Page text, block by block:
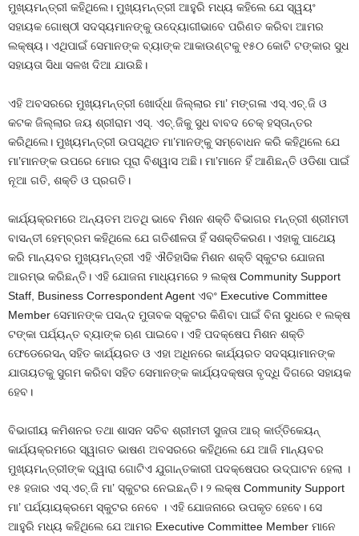
ମୁଖ୍ୟମନ୍ତ୍ରୀ କହିଥିଲେ। ମୁଖ୍ୟମନ୍ତ୍ରୀ ଆହୁରି ମଧ୍ୟ କହିଲେ ଯେ ସ୍ୱୟଂ
ସହାୟକ ଗୋଷ୍ଠୀ ସଦସ୍ୟମାନଙ୍କୁ ଉଦ୍ୟୋଗୀଭାବେ ପରିଣତ କରିବା ଆମର
ଲକ୍ଷ୍ୟ। ଏଥିପାଇଁ ସେମାନଙ୍କ ବ୍ୟାଙ୍କ ଆକାଉଣ୍ଟକୁ ୧୫୦ କୋଟି ଟଙ୍କାର ସୁଧ
ସହାୟତା ସିଧା ସଳଖ ଦିଆ ଯାଉଛି।
ଏହି ଅବସରରେ ମୁଖ୍ୟମନ୍ତ୍ରୀ ଖୋର୍ଦ୍ଧା ଜିଲ୍ଲାର ମା’ ମଙ୍ଗଳା ଏସ୍.ଏଚ୍.ଜି ଓ
କଟକ ଜିଲ୍ଲାର ଜୟ ଶ୍ରୀରାମ ଏସ୍. ଏଚ୍.ଜିକୁ ସୁଧ ବାବଦ ଚେକ୍‌ ହସ୍ତାନ୍ତର
କରିଥିଲେ। ମୁଖ୍ୟମନ୍ତ୍ରୀ ଉପସ୍ଥିତ ମା’ମାନଙ୍କୁ ସମ୍ବୋଧନ କରି କହିଥିଲେ ଯେ
ମା’ମାନଙ୍କ ଉପରେ ମୋର ପୂରା ବିଶ୍ୱାସ ଅଛି। ମା’ମାନେ ହିଁ ଆଣିଛନ୍ତି ଓଡିଶା ପାଇଁ
ନୂଆ ଗତି, ଶକ୍ତି ଓ ପ୍ରଗତି।
କାର୍ଯ୍ୟକ୍ରମରେ ଅନ୍ୟତମ ଅତଥି ଭାବେ ମିଶନ ଶକ୍ତି ବିଭାଗର ମନ୍ତ୍ରୀ ଶ୍ରୀମତୀ
ବାସନ୍ତୀ ହେମ୍ବ୍ରମ କହିଥିଲେ ଯେ ଗତିଶୀଳତା ହିଁ ସଶକ୍ତିକରଣ। ଏହାକୁ ପାଥେୟ
କରି ମାନ୍ୟବର ମୁଖ୍ୟମନ୍ତ୍ରୀ ଏହି ଐତିହାସିକ ମିଶନ ଶକ୍ତି ସ୍କୁଟର ଯୋଜନା
ଆରମ୍ଭ କରିଛନ୍ତି। ଏହି ଯୋଜନା ମାଧ୍ୟମରେ ୨ ଲକ୍ଷ Community Support
Staff, Business Correspondent Agent ଏବଂ Executive Committee
Member ସେମାନଙ୍କ ପସନ୍ଦ ମୁତାବକ ସ୍କୁଟର କିଣିବା ପାଇଁ ବିନା ସୁଧରେ ୧ ଲକ୍ଷ
ଟଙ୍କା ପର୍ଯ୍ୟନ୍ତ ବ୍ୟାଙ୍କ ଋଣ ପାଇବେ। ଏହି ପଦକ୍ଷେପ ମିଶନ ଶକ୍ତି
ଫେଡେରେସନ୍ ସହିତ କାର୍ଯ୍ୟରତ ‌ଓ ଏହା ଅଧିନରେ କାର୍ଯ୍ୟରତ ସଦସ୍ୟାମାନଙ୍କ
ଯାତାୟତକୁ ସୁଗମ କରିବା ସହିତ ସେମାନଙ୍କ କାର୍ଯ୍ୟଦକ୍ଷତା ବୃଦ୍ଧି ଦିଗରେ ସହାୟକ
ହେବ।
ବିଭାଗୀୟ କମିଶନର ତଥା ଶାସନ ସଚିବ ଶ୍ରୀମତୀ ସୁଜତା ଆର୍ କାର୍ତ୍ତିକେୟନ୍
କାର୍ଯ୍ୟକ୍ରମରେ ସ୍ୱାଗତ ଭାଷଣ ଅବସରରେ କହିଥିଲେ ଯେ ଆଜି ମାନ୍ୟବର
ମୁଖ୍ୟମନ୍ତ୍ରୀଙ୍କ ଦ୍ୱାରା ଗୋଟିଏ ଯୁଗାନ୍ତକାରୀ ପଦକ୍ଷେପର ଉଦ୍‌ଘାଟନ ହେଲା ।
୧୫ ହଜାର ଏସ୍.ଏଚ୍.ଜି ମା’ ସ୍କୁଟର ନେଇଛନ୍ତି। ୨ ଲକ୍ଷ Community Support
ମା’ ପର୍ଯ୍ୟାୟକ୍ରମେ ସ୍କୁଟର ନେବେ । ଏହି ଯୋଜନାରେ ଉପକୃତ ହେବେ। ସେ
ଆହୁରି ମଧ୍ୟ କହିଥିଲେ ଯେ ଆମର Executive Committee Member ମାନେ